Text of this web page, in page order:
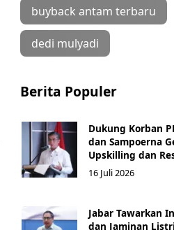
buyback antam terbaru
dedi mulyadi
Berita Populer
Dukung Korban
dan Sampoerna
Upskilling dan
16 Juli 2026
Jabar Tawarkan
dan Jaminan